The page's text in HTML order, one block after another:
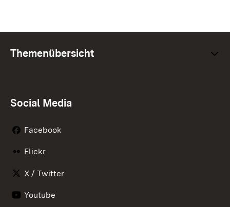
Themenübersicht
Social Media
Facebook
Flickr
X / Twitter
Youtube